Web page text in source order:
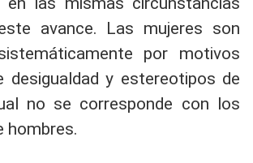
avance. Las mujeres son
por motivos
desigualdad y estereotipos de
no se corresponde con los
hombres.